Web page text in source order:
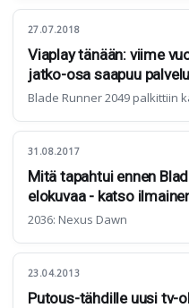
27.07.2018
Viaplay tänään: viime
jatko-osa saapuu
Blade Runner 2049 palkittiin
31.08.2017
Mitä tapahtui ennen
elokuvaa - katso
2036: Nexus Dawn
23.04.2013
Putous-tähdille uusi tv-